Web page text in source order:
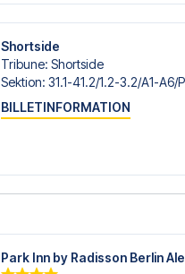
Shortside
Tribune: Shortside
Sektion: 31.1-41.2/​1.2-3.2/​A1-A6/​
BILLETINFORMATION
Park Inn by Radisson Berlin